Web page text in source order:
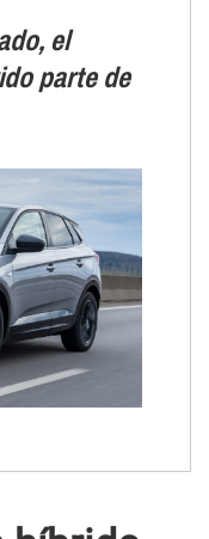
el
parte de